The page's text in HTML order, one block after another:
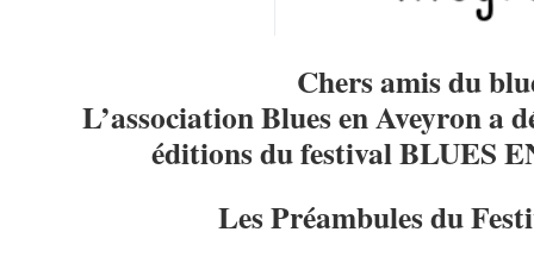
Chers amis du
L’association Blues en Aveyron a
éditions du festival BLUES
Les Préambules du